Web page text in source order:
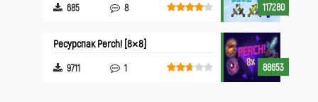
117280
685 8
88653
Ресурспак Perch! [8×8]
9711 1